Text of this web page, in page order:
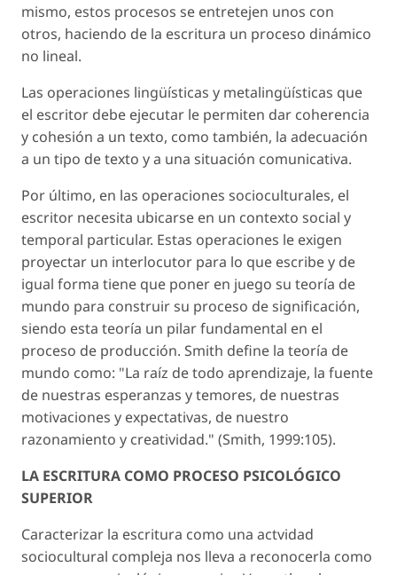
mismo, estos procesos se entretejen unos con
otros, haciendo de la escritura un proceso dinámico
no lineal.
Las operaciones lingüísticas y metalingüísticas que
el escritor debe ejecutar le permiten dar coherencia
y cohesión a un texto, como también, la adecuación
a un tipo de texto y a una situación comunicativa.
Por último, en las operaciones socioculturales, el
escritor necesita ubicarse en un contexto social y
temporal particular. Estas operaciones le exigen
proyectar un interlocutor para lo que escribe y de
igual forma tiene que poner en juego su teoría de
mundo para construir su proceso de significación,
siendo esta teoría un pilar fundamental en el
proceso de producción. Smith define la teoría de
mundo como: "La raíz de todo aprendizaje, la fuente
de nuestras esperanzas y temores, de nuestras
motivaciones y expectativas, de nuestro
razonamiento y creatividad." (Smith, 1999:105).
LA ESCRITURA COMO PROCESO PSICOLÓGICO
SUPERIOR
Caracterizar la escritura como una actvidad
sociocultural compleja nos lleva a reconocerla como